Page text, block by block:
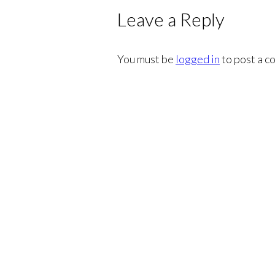
Leave a Reply
You must be logged into post a